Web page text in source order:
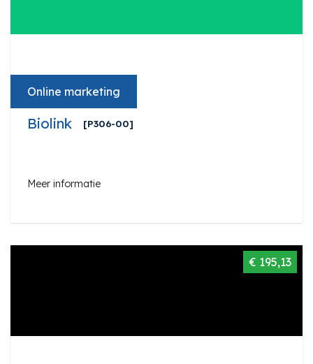
Online marketing
Biolink [P306-00]
Meer informatie
€ 195,13